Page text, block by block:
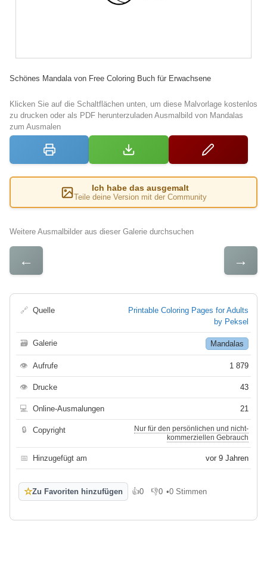
Schönes Mandala von Free Coloring Buch für Erwachsene
Klicken Sie auf die Schaltflächen unten, um diese Malvorlage kostenlos
zu drucken oder als PDF herunterzuladen Ausmalbild von Mandalas
zum Ausmalen
Ich habe das ausgemalt
Teile deine Version mit der Community
Weitere Ausmalbilder aus dieser Galerie durchsuchen
← →
🔗 Quelle
Printable Coloring Pages for Adults
by Peksel
🗃 Galerie Mandalas
👁 Aufrufe 1 879
👁 Drucke 43
💻 Online-Ausmalungen 21
🔒 Copyright
Nur für den persönlichen und nicht-
kommerziellen Gebrauch
📅 Hinzugefügt am vor 9 Jahren
☆Zu Favoriten hinzufügen 👍0
Gefällt mir
👎0
Gefällt mir nicht
•0 Stimmen